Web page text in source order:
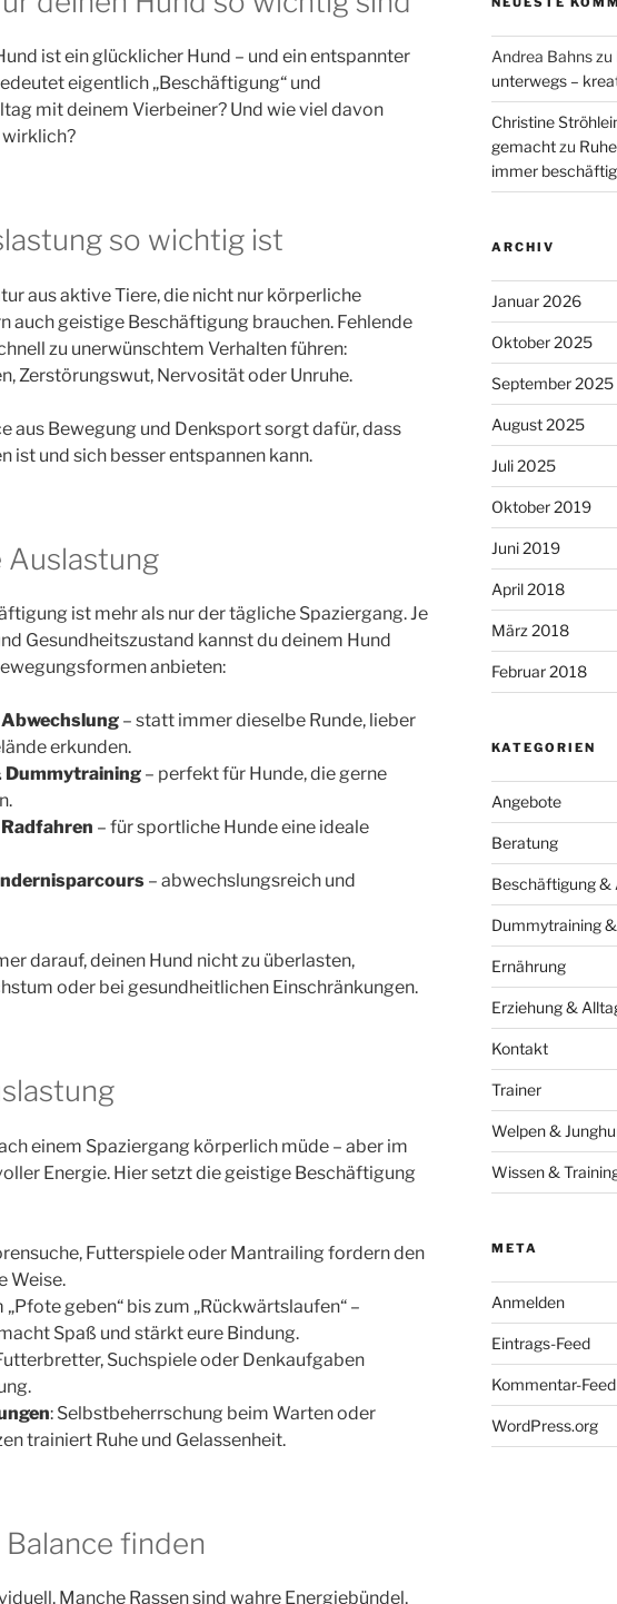
ist ein glücklicher Hund – und ein entspannter
eigentlich „Beschäftigung“ und
mit deinem Vierbeiner? Und wie viel davon
so wichtig ist
aus aktive Tiere, die nicht nur körperliche
auch geistige Beschäftigung brauchen. Fehlende
zu unerwünschtem Verhalten führen:
Zerstörungswut, Nervosität oder Unruhe.
aus Bewegung und Denksport sorgt dafür, dass
ist und sich besser entspannen kann.
Auslastung
ist mehr als nur der tägliche Spaziergang. Je
Gesundheitszustand kannst du deinem Hund
anbieten:
– statt immer dieselbe Runde, lieber
erkunden.
– perfekt für Hunde, die gerne
– für sportliche Hunde eine ideale
– abwechslungsreich und
darauf, deinen Hund nicht zu überlasten,
oder bei gesundheitlichen Einschränkungen.
einem Spaziergang körperlich müde – aber im
Energie. Hier setzt die geistige Beschäftigung
Futterspiele oder Mantrailing fordern den
Weise.
„Pfote geben“ bis zum „Rückwärtslaufen“ –
Spaß und stärkt eure Bindung.
Suchspiele oder Denkaufgaben
: Selbstbeherrschung beim Warten oder
trainiert Ruhe und Gelassenheit.
finden
Manche Rassen sind wahre Energiebündel,
Andrea Bahnszu
unterwegs –
Christine
gemachtzu
immer
ARCHIV
Januar 2026
Oktober 2025
September 2025
August 2025
Juli 2025
Oktober 2019
Juni 2019
April 2018
März 2018
Februar 2018
KATEGORIEN
Angebote
Beratung
Beschäftigung &
Dummytraining
Ernährung
Erziehung &
Kontakt
Trainer
Welpen &
Wissen &
META
Anmelden
Eintrags-Feed
Kommentar-Feed
WordPress.org